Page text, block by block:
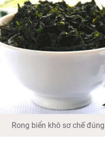
Rong biển khô sơ chế